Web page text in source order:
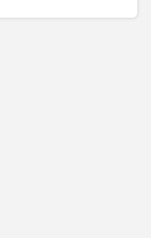
fürs Badezimmer,